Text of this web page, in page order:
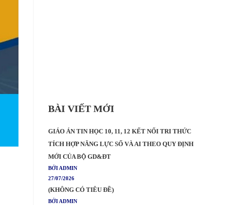
BÀI VIẾT MỚI
GIÁO ÁN TIN HỌC 10, 11, 12 KẾT NỐI TRI THỨC
TÍCH HỢP NĂNG LỰC SỐ VÀ AI THEO QUY ĐỊNH
MỚI CỦA BỘ GD&ĐT
BỞI ADMIN
27/07/2026
(KHÔNG CÓ TIÊU ĐỀ)
BỞI ADMIN